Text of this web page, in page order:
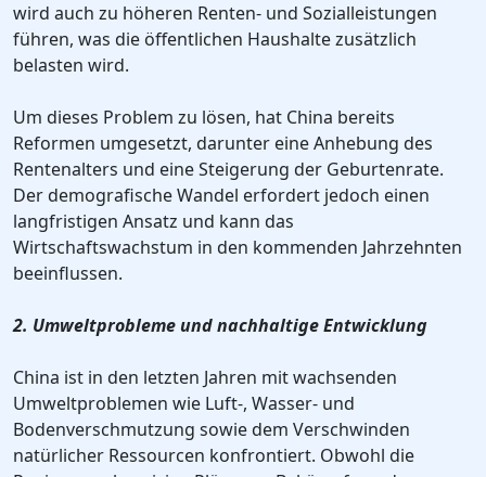
wird auch zu höheren Renten- und Sozialleistungen
führen, was die öffentlichen Haushalte zusätzlich
belasten wird.
Um dieses Problem zu lösen, hat China bereits
Reformen umgesetzt, darunter eine Anhebung des
Rentenalters und eine Steigerung der Geburtenrate.
Der demografische Wandel erfordert jedoch einen
langfristigen Ansatz und kann das
Wirtschaftswachstum in den kommenden Jahrzehnten
beeinflussen.
2. Umweltprobleme und nachhaltige Entwicklung
China ist in den letzten Jahren mit wachsenden
Umweltproblemen wie Luft-, Wasser- und
Bodenverschmutzung sowie dem Verschwinden
natürlicher Ressourcen konfrontiert. Obwohl die